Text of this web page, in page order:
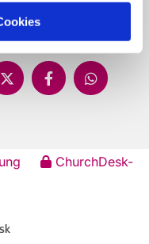
ChurchDesk-